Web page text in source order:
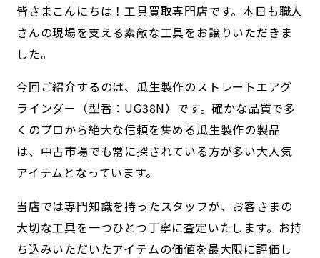
皆さまこんにちは！工具買取専門店です。本日も職人
さんの現場を支える素敵な工具をお譲りいただきま
した。
今回ご紹介するのは、瓜生製作のストレートエアグ
ラインダー（型番：UG38N）です。確かな品質で多
くのプロから絶大な信頼を集める瓜生製作の製品
は、中古市場でも常に探されている方が多い大人気
アイテムとなっています。
当店では専門知識を持ったスタッフが、お客さまの
大切な工具を一つひとつ丁寧に査定いたします。お持
ち込みいただいたアイテムの価値を最大限に評価し